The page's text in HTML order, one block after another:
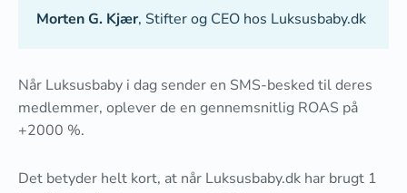
Morten G. Kjær, Stifter og CEO hos Luksusbaby.dk
Når Luksusbaby i dag sender en SMS-besked til deres
medlemmer, oplever de en gennemsnitlig ROAS på
+2000 %.
Det betyder helt kort, at når Luksusbaby.dk har brugt 1